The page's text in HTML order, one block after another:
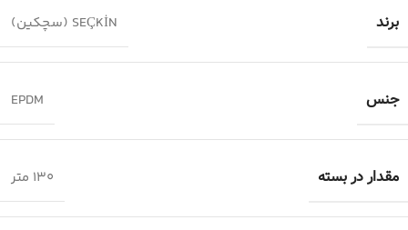
برند
SEÇKİN (سچکین)
جنس EPDM
مقدار در بسته ۱۳۰ متر